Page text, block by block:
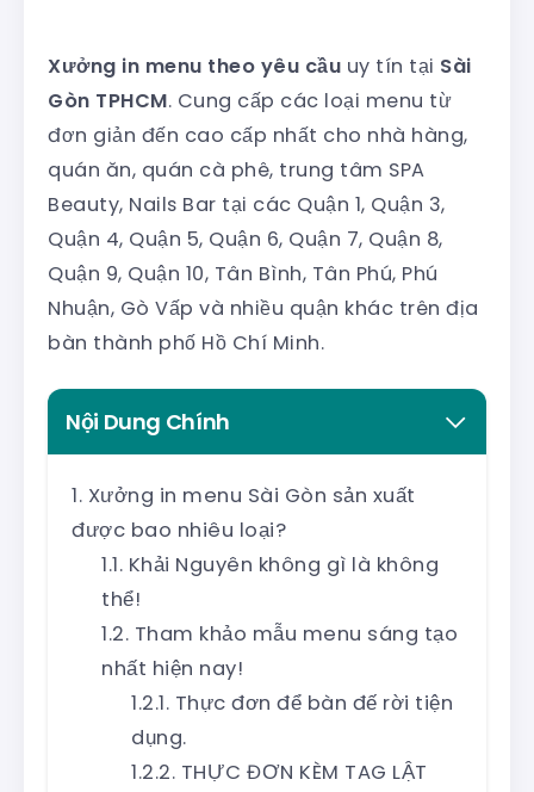
Xưởng in menu theo yêu cầu uy tín tại Sài
Gòn TPHCM. Cung cấp các loại menu từ
đơn giản đến cao cấp nhất cho nhà hàng,
quán ăn, quán cà phê, trung tâm SPA
Beauty, Nails Bar tại các Quận 1, Quận 3,
Quận 4, Quận 5, Quận 6, Quận 7, Quận 8,
Quận 9, Quận 10, Tân Bình, Tân Phú, Phú
Nhuận, Gò Vấp và nhiều quận khác trên địa
bàn thành phố Hồ Chí Minh.
Nội Dung Chính
Xưởng in menu Sài Gòn sản xuất
được bao nhiêu loại?
Khải Nguyên không gì là không
thể!
Tham khảo mẫu menu sáng tạo
nhất hiện nay!
Thực đơn để bàn đế rời tiện
dụng.
THỰC ĐƠN KÈM TAG LẬT